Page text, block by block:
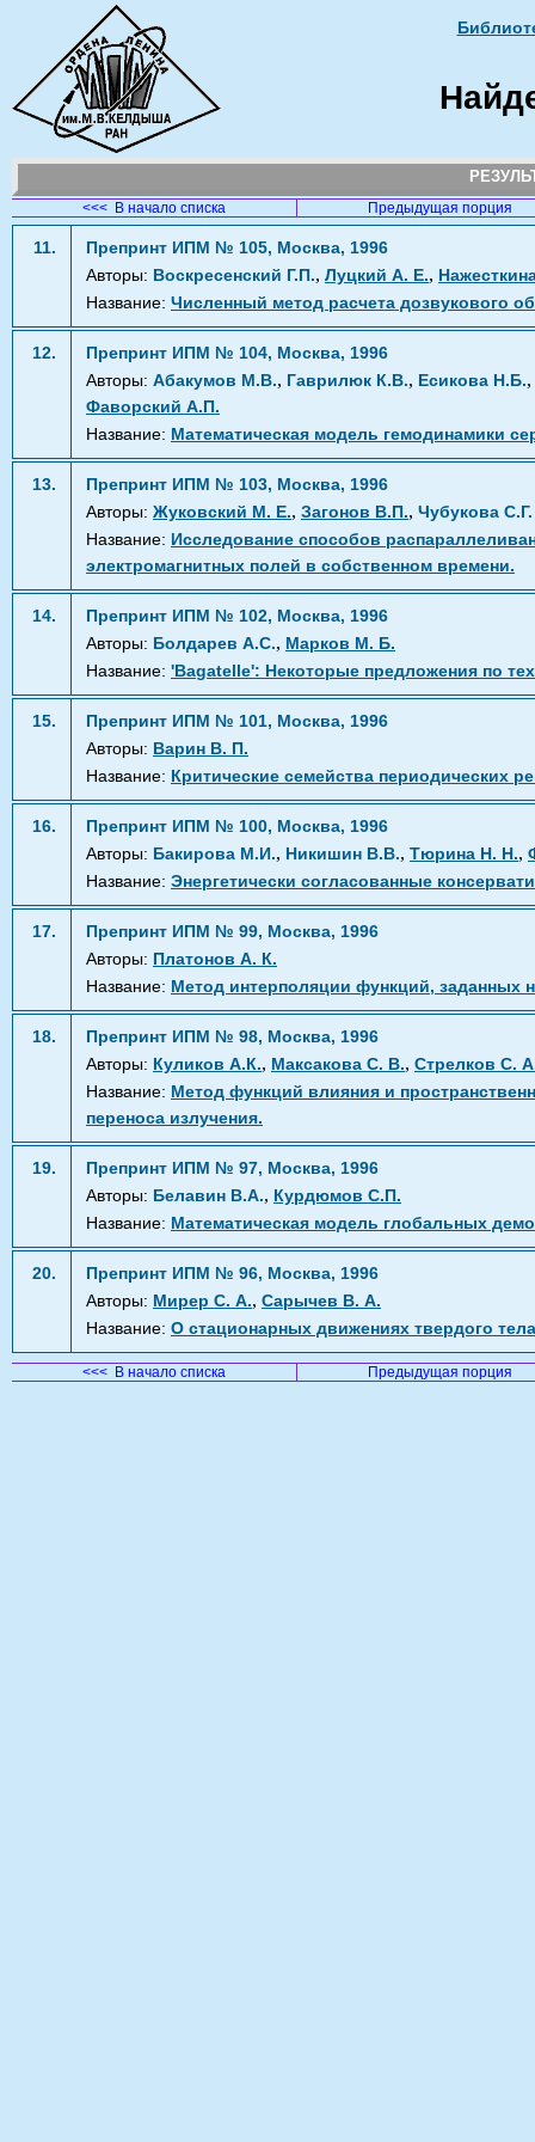
<<< В начало списка Предыдущая порция
11.
Препринт ИПМ № 105, Москва, 1996
Авторы: Воскресенский Г.П., Луцкий А. Е.,
Название: Численный метод расчета дозвукового
12.
Препринт ИПМ № 104, Москва, 1996
Авторы: Абакумов М.В., Гаврилюк К.В., Есикова Н.Б.,
Фаворский А.П.
Название: Математическая модель гемодинамики
13.
Препринт ИПМ № 103, Москва, 1996
Авторы: Жуковский М. Е., Загонов В.П., Чубукова С.Г.
Название: Исследование способов
электромагнитных полей в собственном времени.
14.
Препринт ИПМ № 102, Москва, 1996
Авторы: Болдарев А.С., Марков М. Б.
Название: 'Bagatelle': Некоторые предложения по
15.
Препринт ИПМ № 101, Москва, 1996
Авторы: Варин В. П.
Название: Критические семейства периодических
16.
Препринт ИПМ № 100, Москва, 1996
Авторы: Бакирова М.И., Никишин В.В., Тюрина Н. Н.,
Название: Энергетически согласованные
17.
Препринт ИПМ № 99, Москва, 1996
Авторы: Платонов А. К.
Название: Метод интерполяции функций, заданных
18.
Препринт ИПМ № 98, Москва, 1996
Авторы: Куликов А.К., Максакова С. В., Стрелков С.
Название: Метод функций влияния и
переноса излучения.
19.
Препринт ИПМ № 97, Москва, 1996
Авторы: Белавин В.А., Курдюмов С.П.
Название: Математическая модель глобальных
20.
Препринт ИПМ № 96, Москва, 1996
Авторы: Мирер С. А., Сарычев В. А.
Название: О стационарных движениях твердого
<<< В начало списка Предыдущая порция